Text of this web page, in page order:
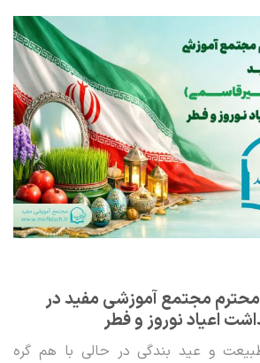
مجتمع آموزشی مفید در
اعیاد نوروز و فطر
و عید بندگی در حالی با هم گره